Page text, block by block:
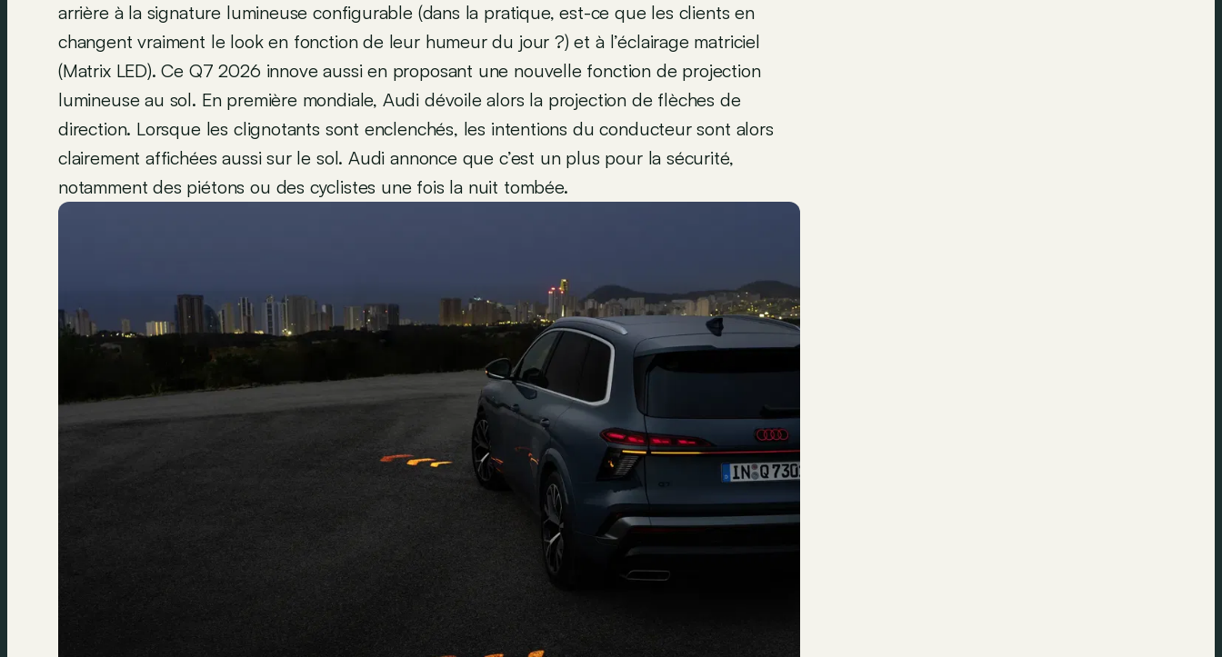
arrière à la signature lumineuse configurable (dans la pratique, est-ce que les clients en
changent vraiment le look en fonction de leur humeur du jour ?) et à l’éclairage matriciel
(Matrix LED). Ce Q7 2026 innove aussi en proposant une nouvelle fonction de projection
lumineuse au sol. En première mondiale, Audi dévoile alors la projection de flèches de
direction. Lorsque les clignotants sont enclenchés, les intentions du conducteur sont alors
clairement affichées aussi sur le sol. Audi annonce que c’est un plus pour la sécurité,
notamment des piétons ou des cyclistes une fois la nuit tombée.